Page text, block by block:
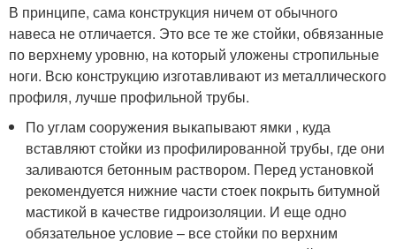
В принципе, сама конструкция ничем от обычного
навеса не отличается. Это все те же стойки, обвязанные
по верхнему уровню, на который уложены стропильные
ноги. Всю конструкцию изготавливают из металлического
профиля, лучше профильной трубы.
По углам сооружения выкапывают ямки , куда
вставляют стойки из профилированной трубы, где они
заливаются бетонным раствором. Перед установкой
рекомендуется нижние части стоек покрыть битумной
мастикой в качестве гидроизоляции. И еще одно
обязательное условие – все стойки по верхним